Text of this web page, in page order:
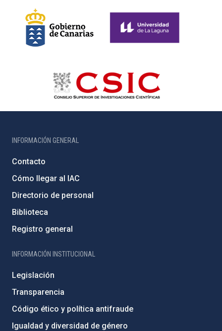
INFORMACIÓN GENERAL
Contacto
Cómo llegar al IAC
Directorio de personal
Biblioteca
Registro general
INFORMACIÓN INSTITUCIONAL
Legislación
Transparencia
Código ético y política antifraude
Igualdad y diversidad de género